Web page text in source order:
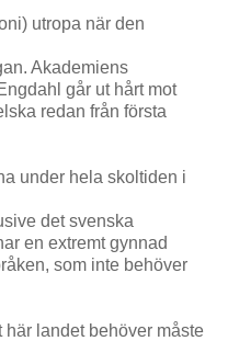
utropa när den
Akademiens
går ut hårt mot
redan från första
under hela skoltiden i
det svenska
en extremt gynnad
som inte behöver
landet behöver måste